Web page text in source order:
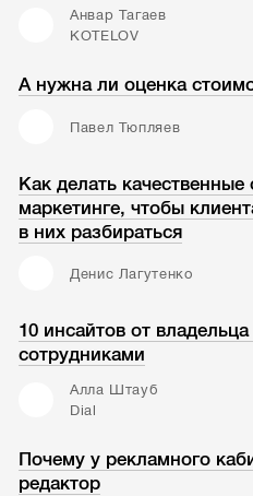
Анвар Тагаев
KOTELOV
А нужна ли оценка
Павел Тюпляев
Как делать качественные
маркетинге, чтобы
в них разбираться
Денис Лагутенко
10 инсайтов от
сотрудниками
Алла Штауб
Dial
Почему у рекламного
редактор